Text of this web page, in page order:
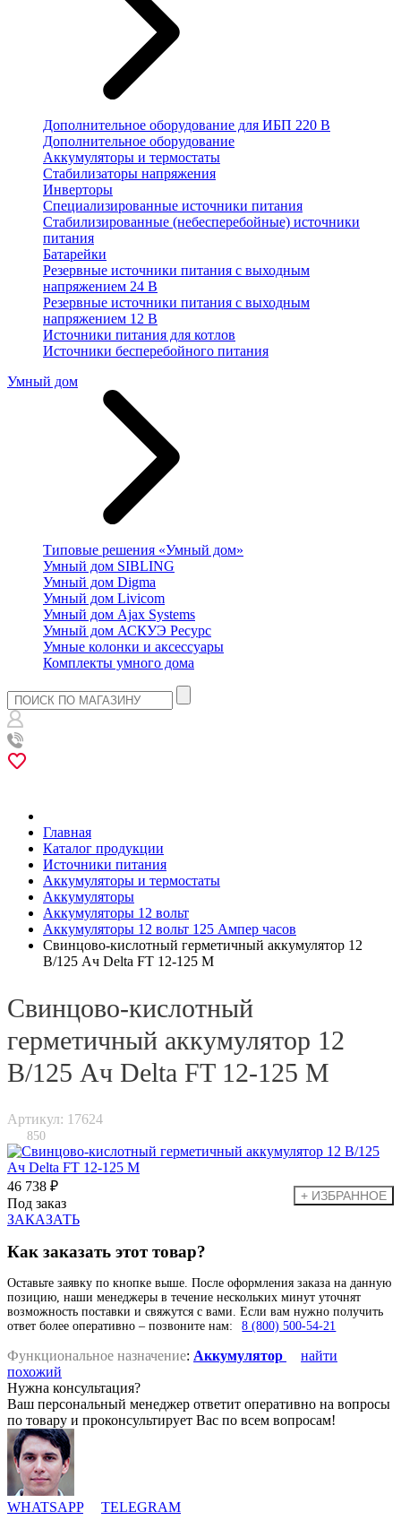
Дополнительное оборудование для ИБП 220 В
Дополнительное оборудование
Аккумуляторы и термостаты
Стабилизаторы напряжения
Инверторы
Специализированные источники питания
Стабилизированные (небесперебойные) источники
питания
Батарейки
Резервные источники питания с выходным
напряжением 24 В
Резервные источники питания с выходным
напряжением 12 В
Источники питания для котлов
Источники бесперебойного питания
Умный дом
Типовые решения «Умный дом»
Умный дом SIBLING
Умный дом Digma
Умный дом Livicom
Умный дом Ajax Systems
Умный дом АСКУЭ Ресурс
Умные колонки и аксессуары
Комплекты умного дома
Главная
Каталог продукции
Источники питания
Аккумуляторы и термостаты
Аккумуляторы
Аккумуляторы 12 вольт
Аккумуляторы 12 вольт 125 Ампер часов
Свинцово-кислотный герметичный аккумулятор 12
В/125 Ач Delta FT 12-125 M
Свинцово-кислотный
герметичный аккумулятор 12
В/125 Ач Delta FT 12-125 M
Артикул: 17624
850
46 738 ₽
Под заказ
ЗАКАЗАТЬ
Как заказать этот товар?
Оставьте заявку по кнопке выше. После оформления заказа на данную
позицию, наши менеджеры в течение нескольких минут уточнят
возможность поставки и свяжутся с вами. Если вам нужно получить
ответ более оперативно – позвоните нам:
8 (800) 500-54-21
Функциональное назначение: Аккумулятор
найти
похожий
Нужна консультация?
Ваш персональный менеджер ответит оперативно на вопросы
по товару и проконсультирует Вас по всем вопросам!
WHATSAPP TELEGRAM